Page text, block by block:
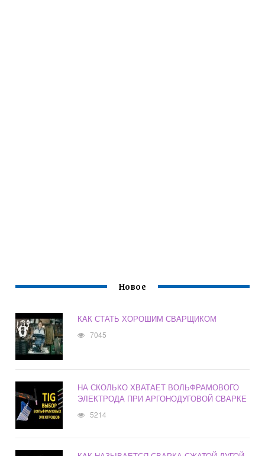
Новое
КАК СТАТЬ ХОРОШИМ СВАРЩИКОМ
7045
НА СКОЛЬКО ХВАТАЕТ ВОЛЬФРАМОВОГО
ЭЛЕКТРОДА ПРИ АРГОНОДУГОВОЙ СВАРКЕ
5214